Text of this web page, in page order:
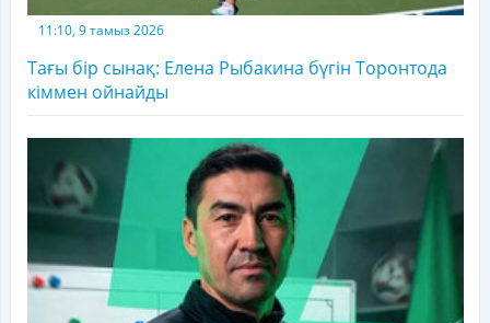
11:10, 9 тамыз 2026
Тағы бір сынақ: Елена Рыбакина бүгін Торонтода
кіммен ойнайды